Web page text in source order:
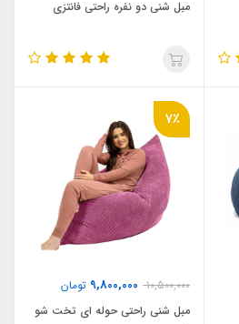
مبل شنی دو نفره راحتی فانتزی
7٪
10,500,000
9,800,000 تومان
مبل شنی راحتی حوله ای تخت شو